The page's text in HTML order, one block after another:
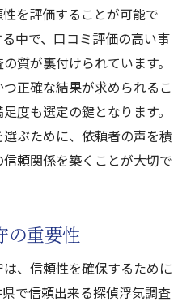
を評価することが可能で
中で、口コミ評価の高い事
質が裏付けられています。
正確な結果が求められるこ
度も選定の鍵となります。
ぶために、依頼者の声を積
頼関係を築くことが大切で
の重要性
、信頼性を確保するために
で信頼出来る探偵浮気調査